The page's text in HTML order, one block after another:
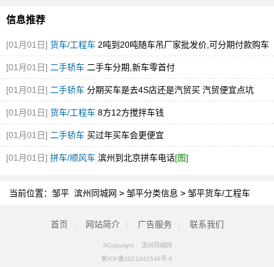
信息推荐
[01月01日] 货车/工程车 2吨到20吨随车吊厂家批发价,可分期付款购车
[图]
[01月01日] 二手轿车 二手车分期,新车零首付
[01月01日] 二手轿车 分期买车是去4S店还是汽贸买 汽贸便宜点坑
[01月01日] 货车/工程车 8方12方搅拌车钱
[01月01日] 二手轿车 买过年买车会更便宜
[01月01日] 拼车/顺风车 滨州到北京拼车电话[图]
当前位置： 邹平 滨州同城网 > 邹平分类信息 > 邹平货车/工程车
首页 网站简介 广告服务 联系我们
©Copyright 滨州同城网
鲁ICP备2021042546号-6